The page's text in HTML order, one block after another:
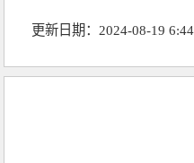
更新日期：2024-08-19